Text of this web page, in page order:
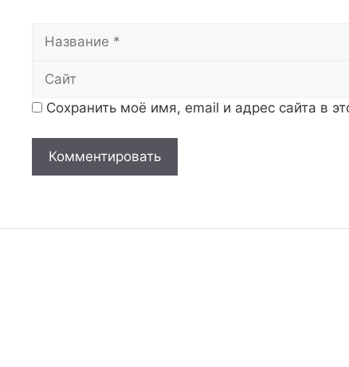
Сохранить моё имя, email и адрес сайта в